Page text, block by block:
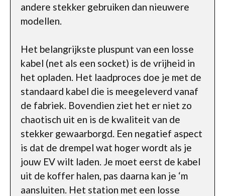
andere stekker gebruiken dan nieuwere
modellen.
Het belangrijkste pluspunt van een losse
kabel (net als een socket) is de vrijheid in
het opladen. Het laadproces doe je met de
standaard kabel die is meegeleverd vanaf
de fabriek. Bovendien ziet het er niet zo
chaotisch uit en is de kwaliteit van de
stekker gewaarborgd. Een negatief aspect
is dat de drempel wat hoger wordt als je
jouw EV wilt laden. Je moet eerst de kabel
uit de koffer halen, pas daarna kan je ‘m
aansluiten. Het station met een losse